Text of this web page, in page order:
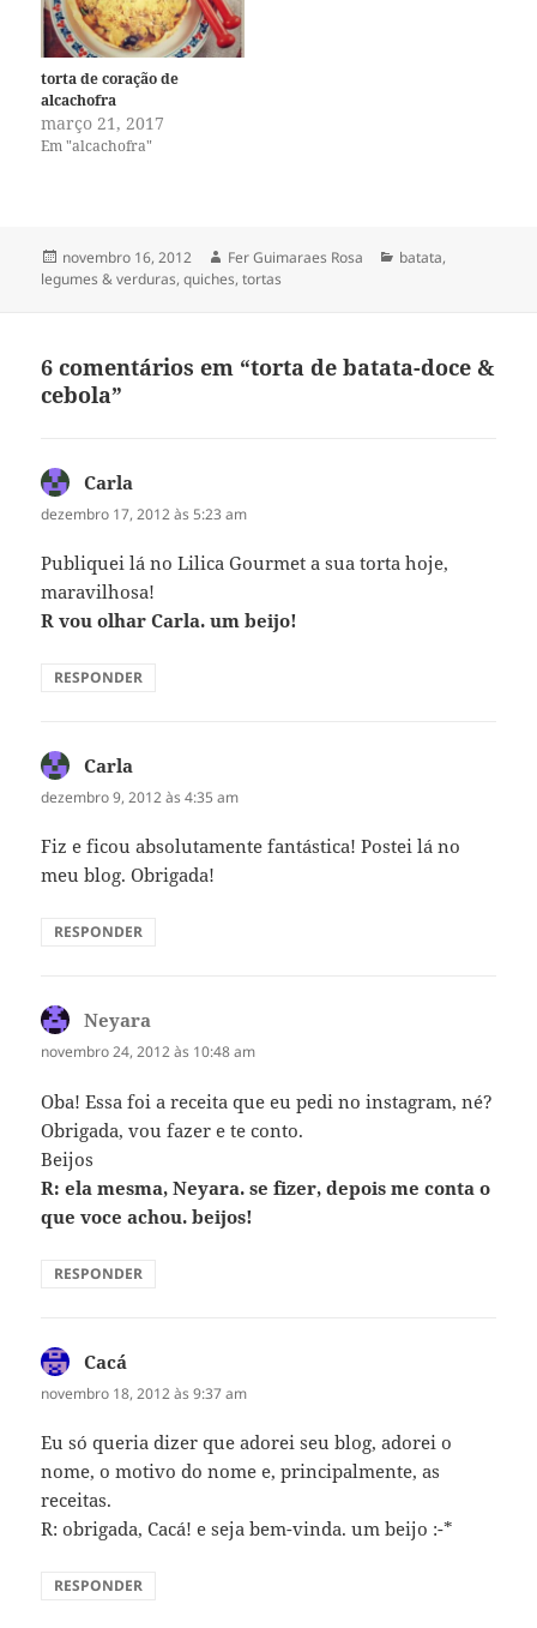
torta de coração de
alcachofra
março 21, 2017
Em "alcachofra"
Publicado
em
novembro 16, 2012 Autor
Fer Guimaraes Rosa Categorias
batata,
legumes & verduras,quiches, tortas
6 comentários em “torta de batata-doce &
cebola”
Carla
dezembro 17, 2012 às 5:23 am
Publiquei lá no Lilica Gourmet a sua torta hoje,
maravilhosa!
R vou olhar Carla. um beijo!
RESPONDER
Carla
dezembro 9, 2012 às 4:35 am
Fiz e ficou absolutamente fantástica! Postei lá no
meu blog. Obrigada!
RESPONDER
Neyara
novembro 24, 2012 às 10:48 am
Oba! Essa foi a receita que eu pedi no instagram, né?
Obrigada, vou fazer e te conto.
Beijos
R: ela mesma, Neyara. se fizer, depois me conta o
que voce achou. beijos!
RESPONDER
Cacá
novembro 18, 2012 às 9:37 am
Eu só queria dizer que adorei seu blog, adorei o
nome, o motivo do nome e, principalmente, as
receitas.
R: obrigada, Cacá! e seja bem-vinda. um beijo :-*
RESPONDER